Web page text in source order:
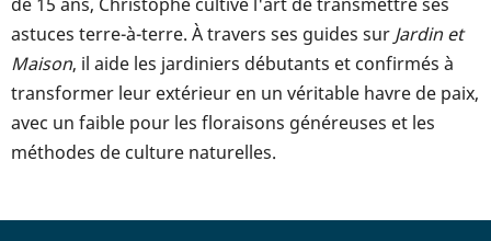
astuces terre-à-terre. À travers ses guides sur Jardin et
Maison, il aide les jardiniers débutants et confirmés à
transformer leur extérieur en un véritable havre de paix,
avec un faible pour les floraisons généreuses et les
méthodes de culture naturelles.